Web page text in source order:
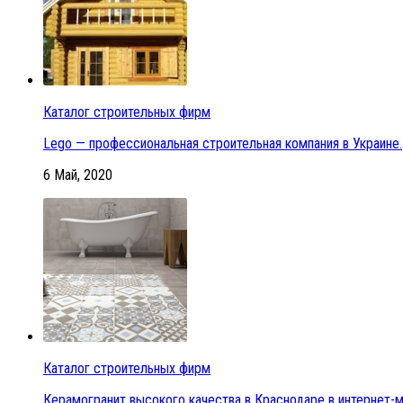
Каталог строительных фирм
Lego — профессиональная строительная компания в Украине.
6 Май, 2020
Каталог строительных фирм